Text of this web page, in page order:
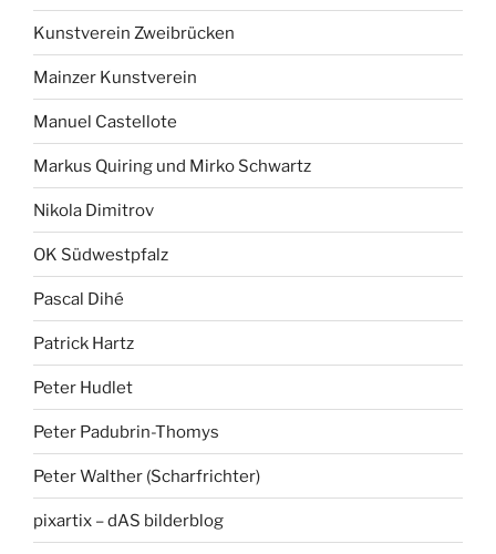
Kunstverein Zweibrücken
Mainzer Kunstverein
Manuel Castellote
Markus Quiring und Mirko Schwartz
Nikola Dimitrov
OK Südwestpfalz
Pascal Dihé
Patrick Hartz
Peter Hudlet
Peter Padubrin-Thomys
Peter Walther (Scharfrichter)
pixartix – dAS bilderblog